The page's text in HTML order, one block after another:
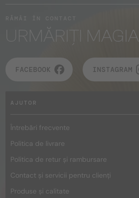
URMĂRIȚI MAGIA
FACEBOOK INSTAGRAM
AJUTOR
Întrebări frecvente
Politica de livrare
Politica de retur și rambursare
Contact și servicii pentru clienți
Produse și calitate